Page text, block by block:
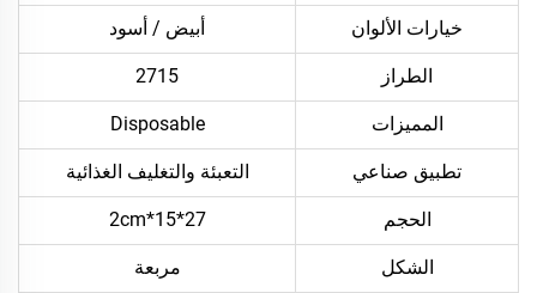
خيارات الألوان أبيض / أسود
الطراز 2715
المميزات Disposable
تطبيق صناعي التعبئة والتغليف الغذائية
الحجم 27*15*2cm
الشكل مربعة